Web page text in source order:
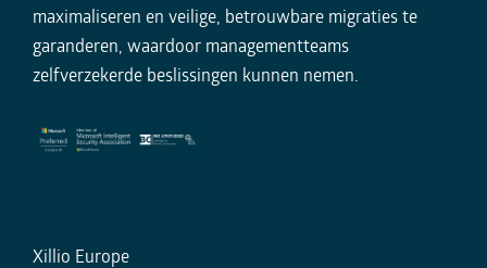
maximaliseren en veilige, betrouwbare migraties te
garanderen, waardoor managementteams
zelfverzekerde beslissingen kunnen nemen.
Xillio Europe